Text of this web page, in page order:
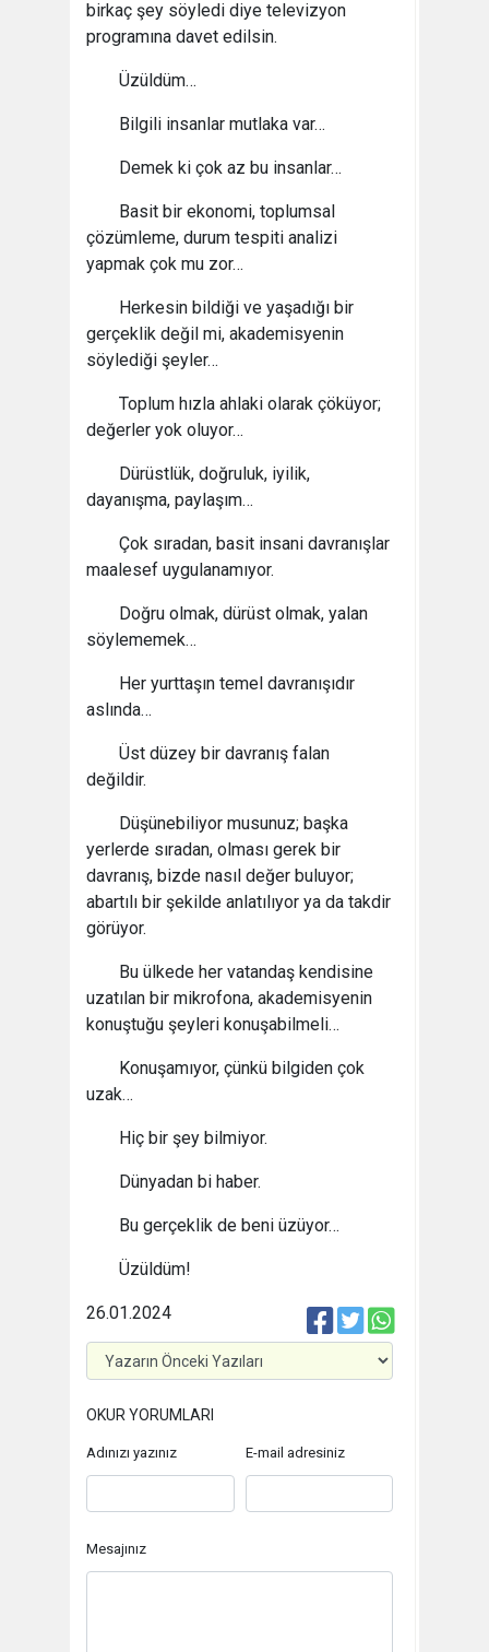
birkaç şey söyledi diye televizyon
programına davet edilsin.
Üzüldüm…
Bilgili insanlar mutlaka var…
Demek ki çok az bu insanlar…
Basit bir ekonomi, toplumsal
çözümleme, durum tespiti analizi
yapmak çok mu zor…
Herkesin bildiği ve yaşadığı bir
gerçeklik değil mi, akademisyenin
söylediği şeyler…
Toplum hızla ahlaki olarak çöküyor;
değerler yok oluyor…
Dürüstlük, doğruluk, iyilik,
dayanışma, paylaşım…
Çok sıradan, basit insani davranışlar
maalesef uygulanamıyor.
Doğru olmak, dürüst olmak, yalan
söylememek…
Her yurttaşın temel davranışıdır
aslında…
Üst düzey bir davranış falan
değildir.
Düşünebiliyor musunuz; başka
yerlerde sıradan, olması gerek bir
davranış, bizde nasıl değer buluyor;
abartılı bir şekilde anlatılıyor ya da takdir
görüyor.
Bu ülkede her vatandaş kendisine
uzatılan bir mikrofona, akademisyenin
konuştuğu şeyleri konuşabilmeli…
Konuşamıyor, çünkü bilgiden çok
uzak…
Hiç bir şey bilmiyor.
Dünyadan bi haber.
Bu gerçeklik de beni üzüyor…
Üzüldüm!
26.01.2024
OKUR YORUMLARI
Adınızı yazınız E-mail adresiniz
Mesajınız